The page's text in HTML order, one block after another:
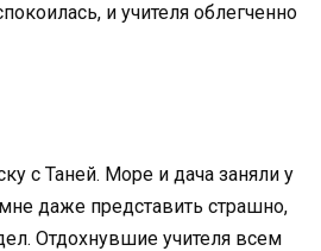
и учителя облегченно
с Таней. Море и дача заняли у
даже представить страшно,
Отдохнувшие учителя всем